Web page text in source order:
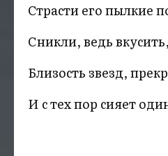
Страсти его пылкие
Сникли, ведь
Близость звезд,
И с тех пор сияет